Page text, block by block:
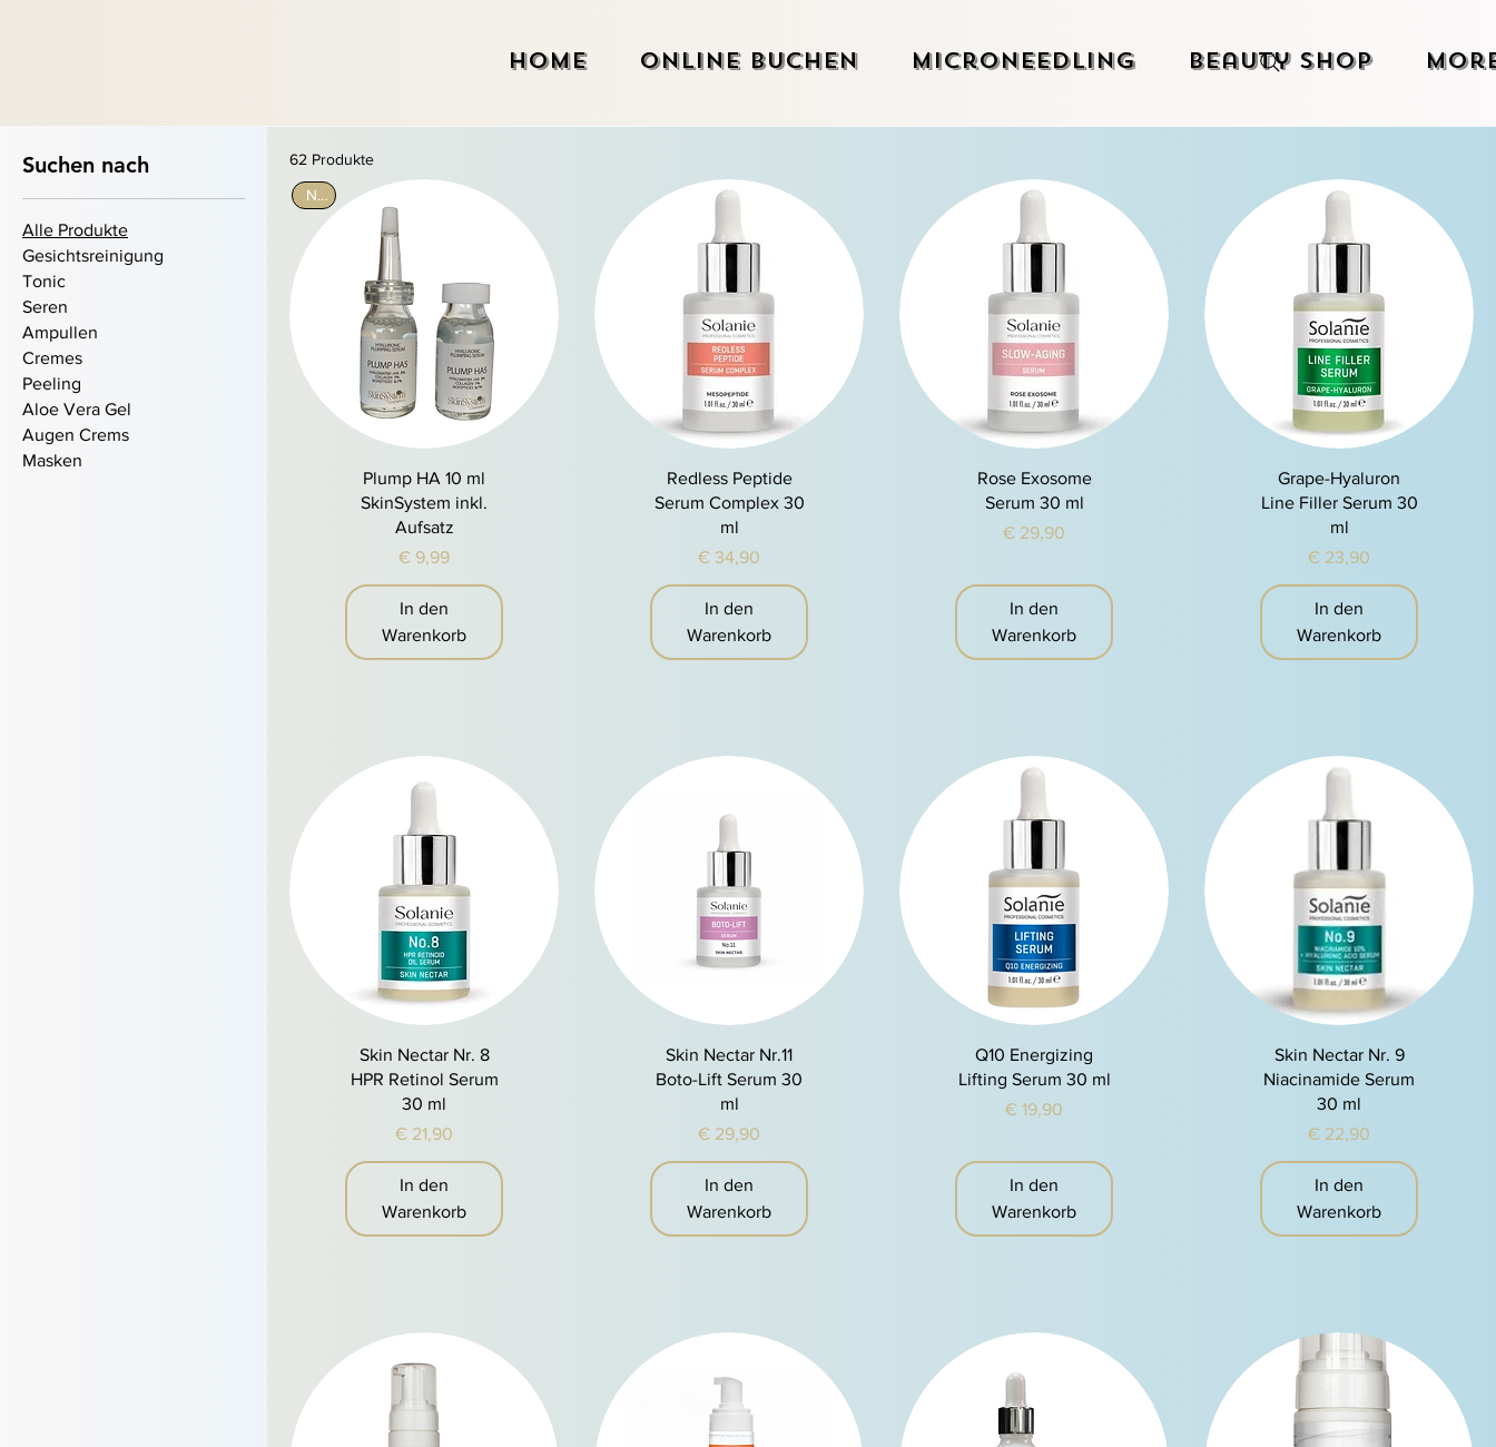
Home Online Buchen Microneedling Beauty Shop
Suchen nach
Alle Produkte
Gesichtsreinigung
Tonic
Seren
Ampullen
Cremes
Peeling
Aloe Vera Gel
Augen Crems
Masken
62 Produkte
Schnellansicht
Neu
Plump HA 10 ml
SkinSystem inkl.
Aufsatz
Preis
€ 9,99
In den
Warenkorb
Schnellansicht
Redless Peptide
Serum Complex 30
ml
Preis
€ 34,90
In den
Warenkorb
Schnellansicht
Rose Exosome
Serum 30 ml
Preis
€ 29,90
In den
Warenkorb
Schnellansicht
Grape-Hyaluron
Line Filler Serum 30
ml
Preis
€ 23,90
In den
Warenkorb
Schnellansicht
Skin Nectar Nr. 8
HPR Retinol Serum
30 ml
Preis
€ 21,90
In den
Warenkorb
Schnellansicht
Skin Nectar Nr.11
Boto-Lift Serum 30
ml
Preis
€ 29,90
In den
Warenkorb
Schnellansicht
Q10 Energizing
Lifting Serum 30 ml
Preis
€ 19,90
In den
Warenkorb
Schnellansicht
Skin Nectar Nr. 9
Niacinamide Serum
30 ml
Preis
€ 22,90
In den
Warenkorb